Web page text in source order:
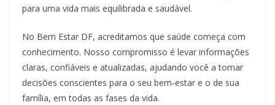
para uma vida mais equilibrada e saudável.
No Bem Estar DF, acreditamos que saúde começa com
conhecimento. Nosso compromisso é levar informações
claras, confiáveis e atualizadas, ajudando você a tomar
decisões conscientes para o seu bem-estar e o de sua
família, em todas as fases da vida.